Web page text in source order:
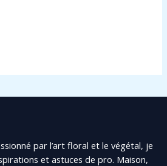
par l’art floral et le végétal, je
et astuces de pro. Maison,